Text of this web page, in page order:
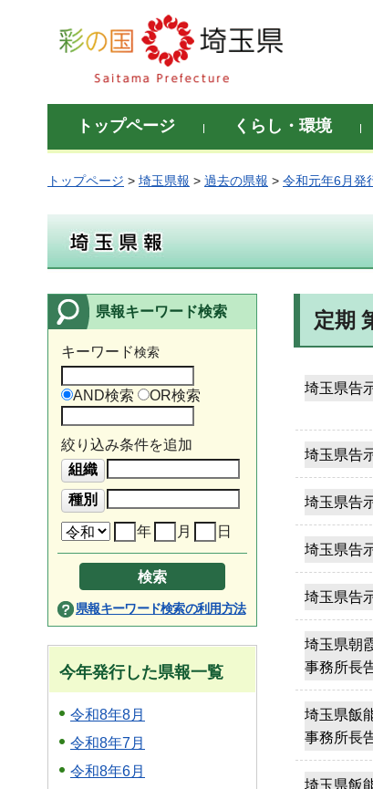
彩の国 埼玉県
トップページ くらし・環境
トップページ > 埼玉県報 > 過去の県報 > 令和元年6月発
埼玉県報
定期
埼玉県告
埼玉県告
埼玉県告
埼玉県告
埼玉県告
埼玉県朝
事務所長
埼玉県飯
事務所長
埼玉県飯
県報キーワード検索
キーワード検索
AND検索 OR検索
絞り込み条件を追加
年 月 日
県報キーワード検索の利用方法
今年発行した県報一覧
令和8年8月
令和8年7月
令和8年6月